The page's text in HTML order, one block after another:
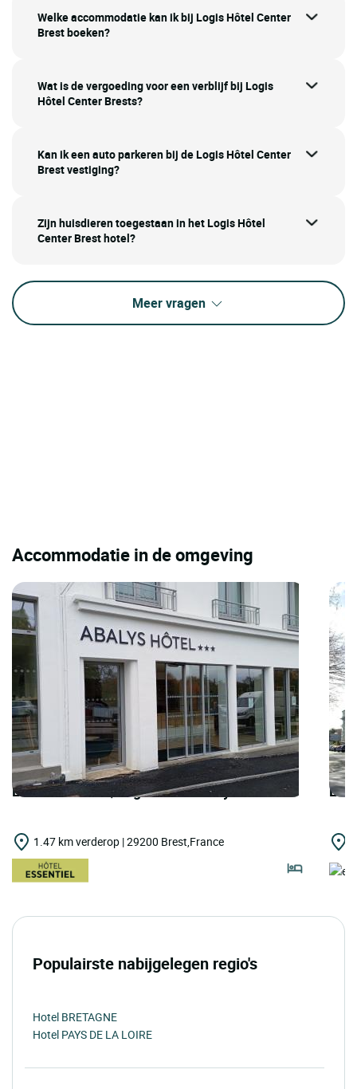
Welke accommodatie kan ik bij Logis Hôtel Center
Brest boeken?
Wat is de vergoeding voor een verblijf bij Logis
Hôtel Center Brests?
Kan ik een auto parkeren bij de Logis Hôtel Center
Brest vestiging?
Zijn huisdieren toegestaan in het Logis Hôtel
Center Brest hotel?
Meer vragen
Accommodatie in de omgeving
LOGIS HOTELS | Logis Hôtel Abalys
1.47 km verderop | 29200 Brest,France
Populairste nabijgelegen regio's
Hotel BRETAGNE
Hotel PAYS DE LA LOIRE